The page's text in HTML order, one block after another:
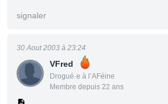
signaler
VFred
Drogué·e à l’AFéine
Membre depuis 22 ans
30 Aout 2003 à 23:24